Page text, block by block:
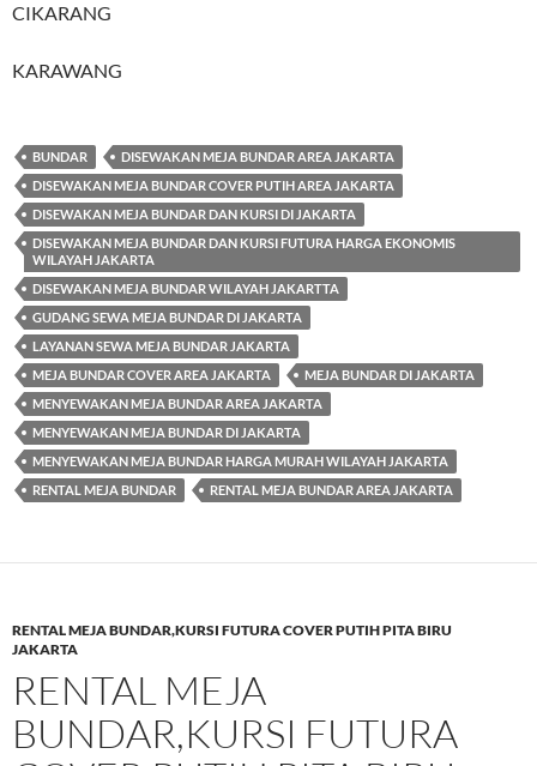
CIKARANG
KARAWANG
BUNDAR
DISEWAKAN MEJA BUNDAR AREA JAKARTA
DISEWAKAN MEJA BUNDAR COVER PUTIH AREA JAKARTA
DISEWAKAN MEJA BUNDAR DAN KURSI DI JAKARTA
DISEWAKAN MEJA BUNDAR DAN KURSI FUTURA HARGA EKONOMIS
WILAYAH JAKARTA
DISEWAKAN MEJA BUNDAR WILAYAH JAKARTTA
GUDANG SEWA MEJA BUNDAR DI JAKARTA
LAYANAN SEWA MEJA BUNDAR JAKARTA
MEJA BUNDAR COVER AREA JAKARTA
MEJA BUNDAR DI JAKARTA
MENYEWAKAN MEJA BUNDAR AREA JAKARTA
MENYEWAKAN MEJA BUNDAR DI JAKARTA
MENYEWAKAN MEJA BUNDAR HARGA MURAH WILAYAH JAKARTA
RENTAL MEJA BUNDAR
RENTAL MEJA BUNDAR AREA JAKARTA
RENTAL MEJA BUNDAR,KURSI FUTURA COVER PUTIH PITA BIRU
JAKARTA
RENTAL MEJA
BUNDAR,KURSI FUTURA